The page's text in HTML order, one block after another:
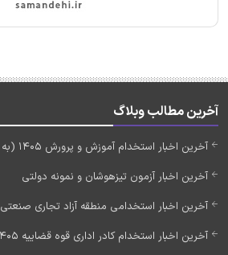
آخرین مطالب وبلاگ
آخرین اخبار استخدام آموزش و پرورش 1405 (به زودی)
آخرین اخبار آزمون تیزهوشان و نمونه دولتی
آخرین اخبار استخدامی منطقه آزاد تجاری صنعتی 1405
آخرین اخبار استخدام کادر اداری قوه قضاییه 1405 (به زودی)